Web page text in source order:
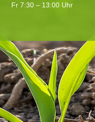
Fr 7:30 – 13:00 Uhr